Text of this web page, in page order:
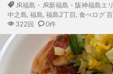
JR福島・JR新福島・阪神福島エ
中之島, 福島, 福島2丁目, 食べログ
322回
0件